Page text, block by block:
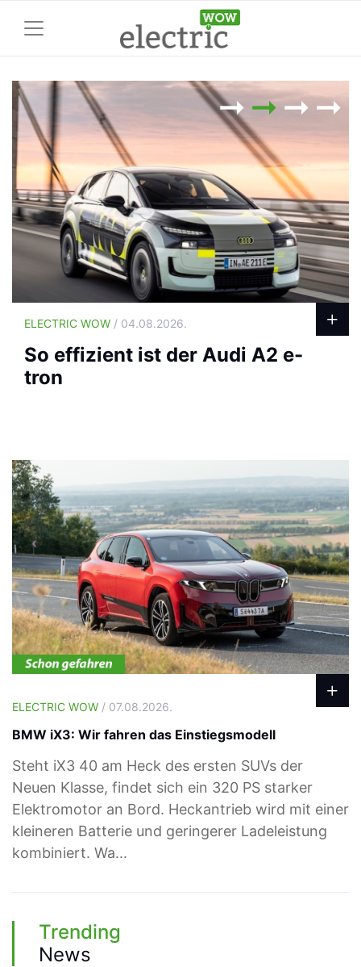
ELECTRIC WOW / 04.08.2026.
So effizient ist der Audi A2 e-
tron
ELECTRIC WOW / 07.08.2026.
BMW iX3: Wir fahren das Einstiegsmodell
Steht iX3 40 am Heck des ersten SUVs der
Neuen Klasse, findet sich ein 320 PS starker
Elektromotor an Bord. Heckantrieb wird mit einer
kleineren Batterie und geringerer Ladeleistung
kombiniert. Wa...
Trending
News